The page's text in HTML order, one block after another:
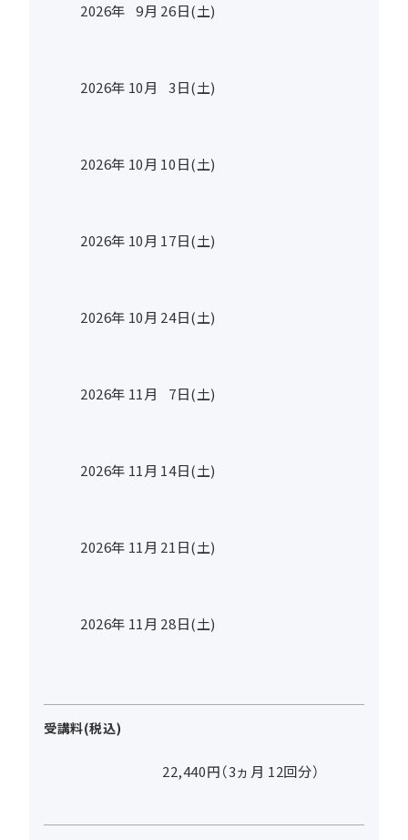
2026年 9月 26日(土)
2026年 10月 3日(土)
2026年 10月 10日(土)
2026年 10月 17日(土)
2026年 10月 24日(土)
2026年 11月 7日(土)
2026年 11月 14日(土)
2026年 11月 21日(土)
2026年 11月 28日(土)
受講料(税込)
22,440円（3ヵ月 12回分）